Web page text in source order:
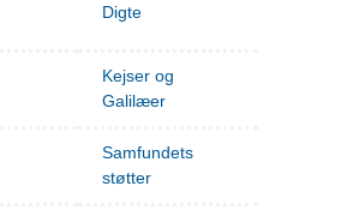
Digte
Kejser og
Galilæer
Samfundets
støtter